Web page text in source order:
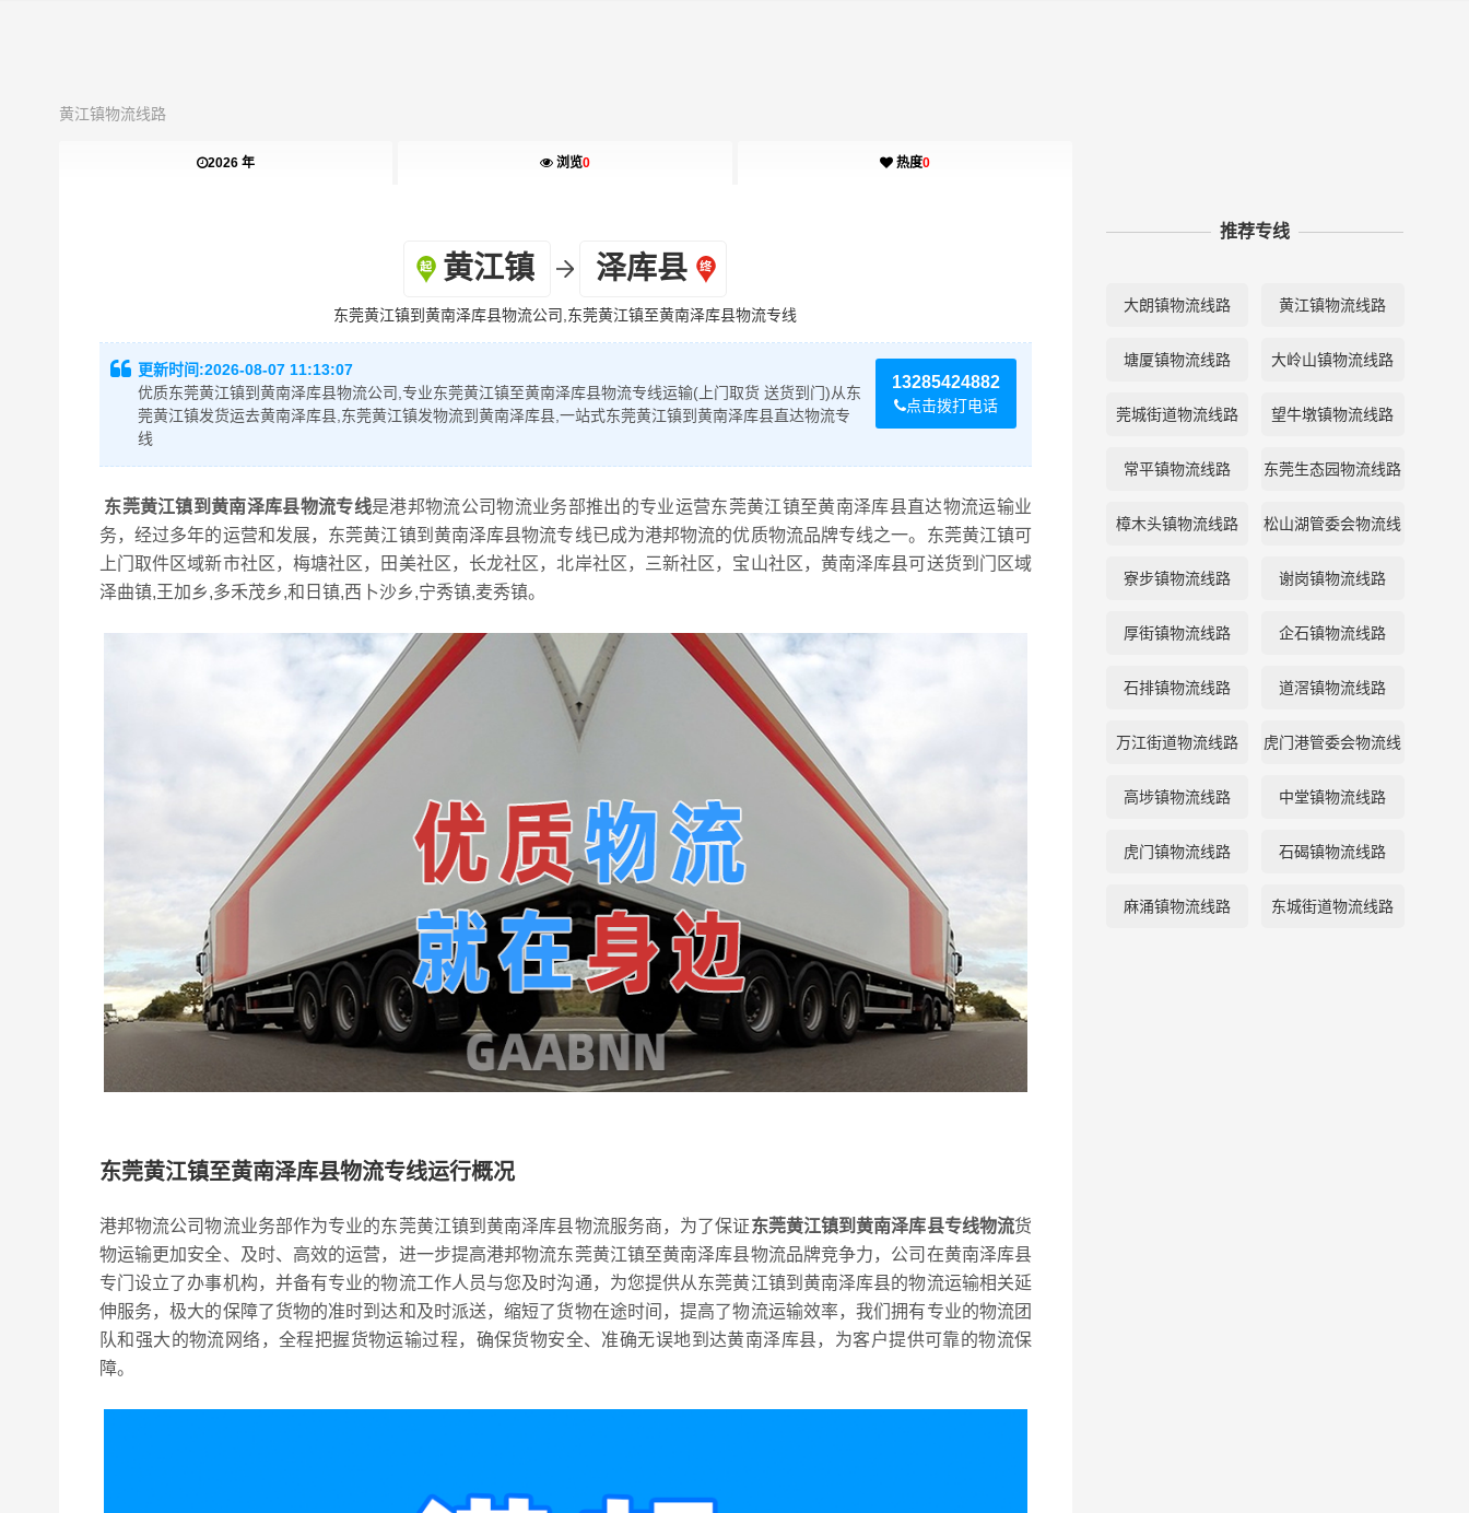
黄江镇物流线路
2026 年 浏览0 热度0
黄江镇 泽库县
东莞黄江镇到黄南泽库县物流公司,东莞黄江镇至黄南泽库县物流专线
13285424882
点击拨打电话
更新时间:2026-08-07 11:13:07
优质东莞黄江镇到黄南泽库县物流公司,专业东莞黄江镇至黄南泽库县物流专线运输(上门取货 送货到门)从东
莞黄江镇发货运去黄南泽库县,东莞黄江镇发物流到黄南泽库县,一站式东莞黄江镇到黄南泽库县直达物流专
线
东莞黄江镇到黄南泽库县物流专线是港邦物流公司物流业务部推出的专业运营东莞黄江镇至黄南泽库县直达物流运输业
务，经过多年的运营和发展，东莞黄江镇到黄南泽库县物流专线已成为港邦物流的优质物流品牌专线之一。东莞黄江镇可
上门取件区域新市社区，梅塘社区，田美社区，长龙社区，北岸社区，三新社区，宝山社区，黄南泽库县可送货到门区域
泽曲镇,王加乡,多禾茂乡,和日镇,西卜沙乡,宁秀镇,麦秀镇。
东莞黄江镇至黄南泽库县物流专线运行概况
港邦物流公司物流业务部作为专业的东莞黄江镇到黄南泽库县物流服务商，为了保证东莞黄江镇到黄南泽库县专线物流货
物运输更加安全、及时、高效的运营，进一步提高港邦物流东莞黄江镇至黄南泽库县物流品牌竞争力，公司在黄南泽库县
专门设立了办事机构，并备有专业的物流工作人员与您及时沟通，为您提供从东莞黄江镇到黄南泽库县的物流运输相关延
伸服务，极大的保障了货物的准时到达和及时派送，缩短了货物在途时间，提高了物流运输效率，我们拥有专业的物流团
队和强大的物流网络，全程把握货物运输过程，确保货物安全、准确无误地到达黄南泽库县，为客户提供可靠的物流保
障。
推荐专线
大朗镇物流线路 黄江镇物流线路
塘厦镇物流线路 大岭山镇物流线路
莞城街道物流线路 望牛墩镇物流线路
常平镇物流线路 东莞生态园物流线路
樟木头镇物流线路 松山湖管委会物流线
路
寮步镇物流线路 谢岗镇物流线路
厚街镇物流线路 企石镇物流线路
石排镇物流线路 道滘镇物流线路
万江街道物流线路 虎门港管委会物流线
路
高埗镇物流线路 中堂镇物流线路
虎门镇物流线路 石碣镇物流线路
麻涌镇物流线路 东城街道物流线路